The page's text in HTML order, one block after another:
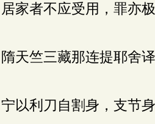
居家者不应受用，罪亦极
隋天竺三藏那连提耶舍
宁以利刀自割身，支节